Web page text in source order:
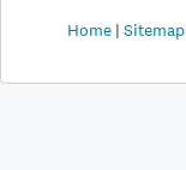
Home Sitemap